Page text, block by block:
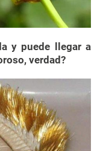
y puede llegar a
verdad?